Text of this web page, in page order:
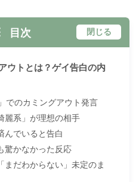
目次 閉じる
ウトとは？ゲイ告白の内
でのカミングアウト発言
麗系」が理想の相手
んでいると告白
驚かなかった反応
まだわからない」未定のま